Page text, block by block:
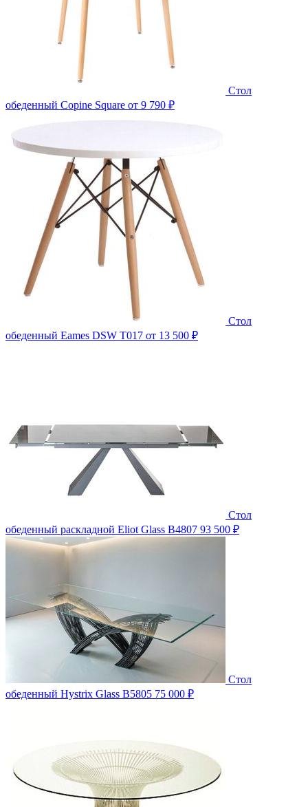
Стол
обеденный Copine Square от 9 790 ₽
Стол
обеденный Eames DSW T017 от 13 500 ₽
Стол
обеденный раскладной Eliot Glass B4807 93 500 ₽
Стол
обеденный Hystrix Glass B5805 75 000 ₽